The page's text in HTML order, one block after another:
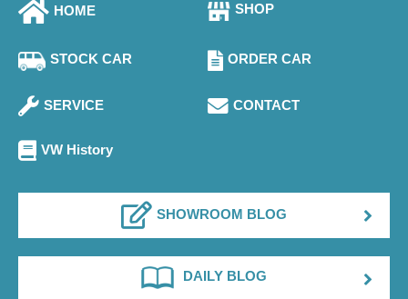
HOME SHOP
STOCK CAR ORDER CAR
SERVICE CONTACT
VW History
SHOWROOM BLOG
DAILY BLOG